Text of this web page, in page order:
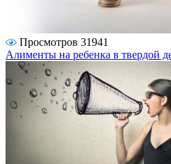
Просмотров 31941
Алименты на ребенка в твердой